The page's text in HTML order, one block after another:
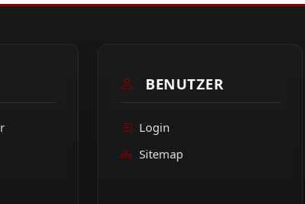
BENUTZER
Login
Sitemap